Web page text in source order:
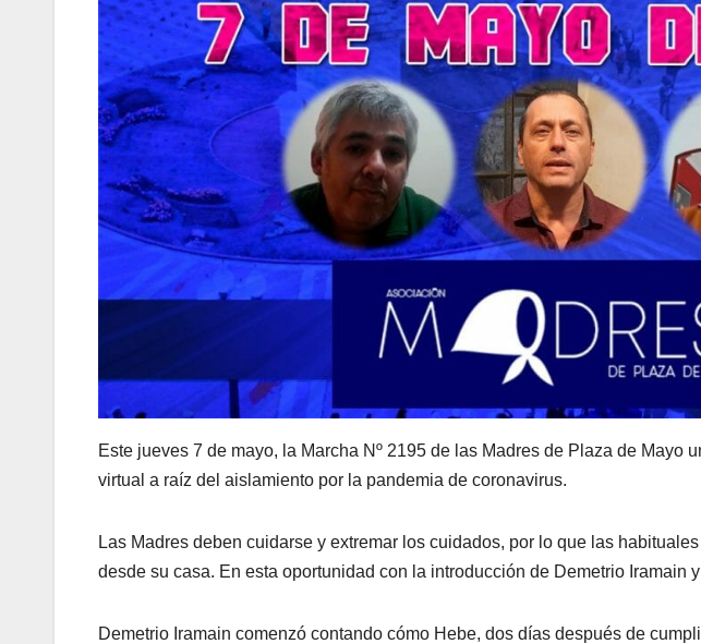
Este jueves 7 de mayo, la Marcha Nº 2195 de las Madres de Plaza de Mayo
virtual a raíz del aislamiento por la pandemia de coronavirus.
Las Madres deben cuidarse y extremar los cuidados, por lo que las
desde su casa. En esta oportunidad con la introducción de Demetrio Iramain
Demetrio Iramain comenzó contando cómo Hebe, dos días después de